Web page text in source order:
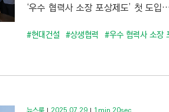
‘우수 협력사 소장 포상제도’ 첫 도
#현대건설 #상생협력 #우수 협력사 소장